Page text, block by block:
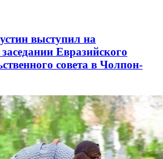
выступил на
Евразийского
совета в Чолпон-